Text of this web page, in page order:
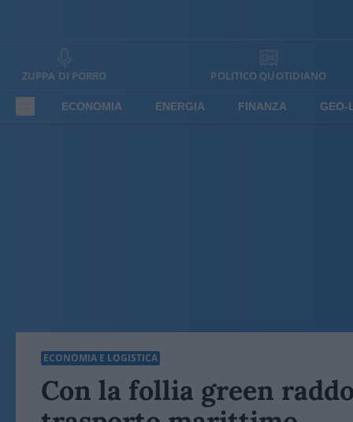
ZUPPA DI PORRO POLITICO QUOTIDIANO
ECONOMIA ENERGIA FINANZA GEO-
ECONOMIA E LOGISTICA
Con la follia green